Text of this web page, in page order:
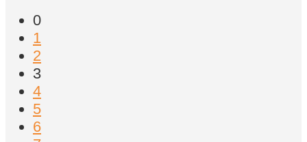
0
1
2
3
4
5
6